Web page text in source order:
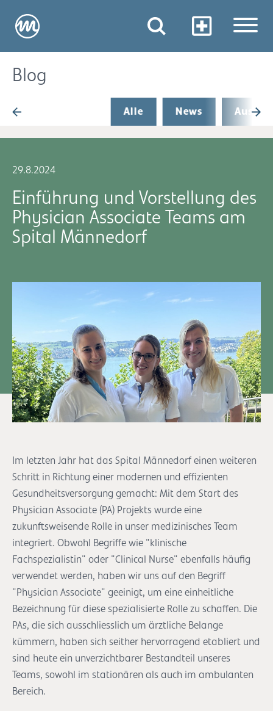
Blog
Alle News Aus
29.8.2024
Einführung und Vorstellung des
Physician Associate Teams am
Spital Männedorf
Im letzten Jahr hat das Spital Männedorf einen weiteren
Schritt in Richtung einer modernen und effizienten
Gesundheitsversorgung gemacht: Mit dem Start des
Physician Associate (PA) Projekts wurde eine
zukunftsweisende Rolle in unser medizinisches Team
integriert. Obwohl Begriffe wie "klinische
Fachspezialistin" oder "Clinical Nurse" ebenfalls häufig
verwendet werden, haben wir uns auf den Begriff
"Physician Associate" geeinigt, um eine einheitliche
Bezeichnung für diese spezialisierte Rolle zu schaffen. Die
PAs, die sich ausschliesslich um ärztliche Belange
kümmern, haben sich seither hervorragend etabliert und
sind heute ein unverzichtbarer Bestandteil unseres
Teams, sowohl im stationären als auch im ambulanten
Bereich.